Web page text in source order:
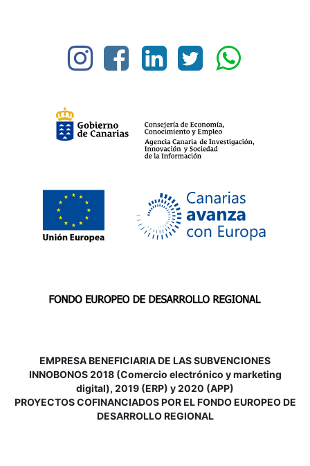
EMPRESA BENEFICIARIA DE LAS SUBVENCIONES
INNOBONOS 2018 (Comercio electrónico y marketing
digital), 2019 (ERP) y 2020 (APP)
PROYECTOS COFINANCIADOS POR EL FONDO EUROPEO DE
DESARROLLO REGIONAL